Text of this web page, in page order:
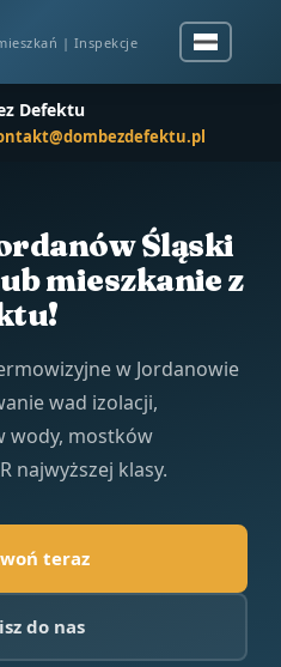
| Inspekcje
Defektu
Śląski
mieszkanie z
w Jordanowie
wad izolacji,
wody, mostków
najwyższej klasy.
teraz
do nas